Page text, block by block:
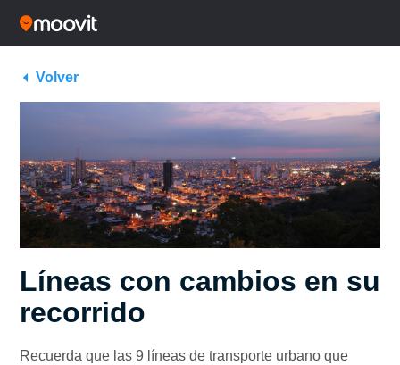
Volver
Líneas con cambios en su
recorrido
Recuerda que las 9 líneas de transporte urbano que